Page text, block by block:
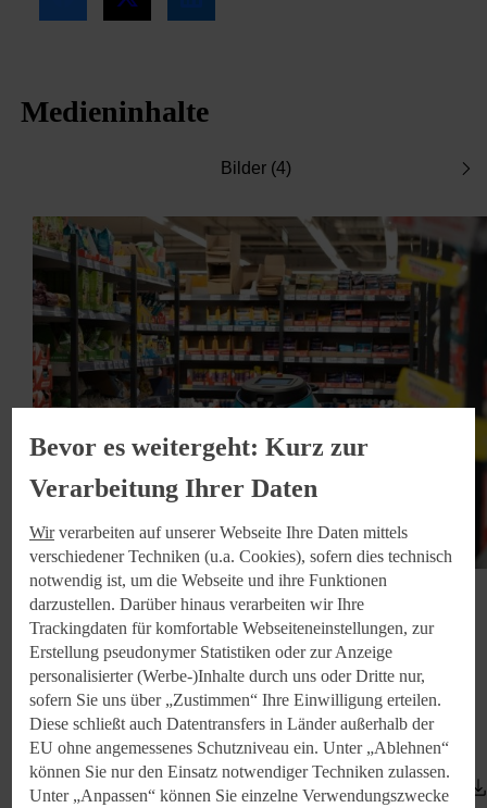
Medieninhalte
Bilder (4)
Reinigungsroboter im Test 01
Kaufland testet derzeit in sechs Filialen den Einsatz von
Reinigungsrobotern. Foto: Kaufland
Name: 251017_Kaufland_Reinigungsroboter1_4_3.jpg
Dateigröße: 2.13 MB
Bevor es weitergeht: Kurz zur
Verarbeitung Ihrer Daten
Wirverarbeiten auf unserer Webseite Ihre Daten mittels
verschiedener Techniken (u.a. Cookies), sofern dies technisch
notwendig ist, um die Webseite und ihre Funktionen
darzustellen. Darüber hinaus verarbeiten wir Ihre
Trackingdaten für komfortable Webseiteneinstellungen, zur
Erstellung pseudonymer Statistiken oder zur Anzeige
personalisierter (Werbe-)Inhalte durch uns oder Dritte nur,
sofern Sie uns über „Zustimmen“ Ihre Einwilligung erteilen.
Diese schließt auch Datentransfers in Länder außerhalb der
EU ohne angemessenes Schutzniveau ein. Unter „Ablehnen“
können Sie nur den Einsatz notwendiger Techniken zulassen.
Unter „Anpassen“ können Sie einzelne Verwendungszwecke